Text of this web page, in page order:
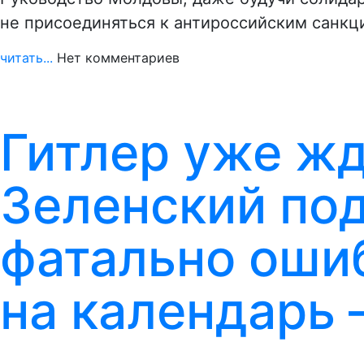
не присоединяться к антироссийским
читать... Нет комментариев
Гитлер уже
Зеленский
фатально
на календарь